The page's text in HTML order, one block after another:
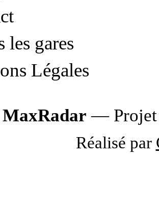
les gares
Légales
MaxRadar — Projet
Réalisé par